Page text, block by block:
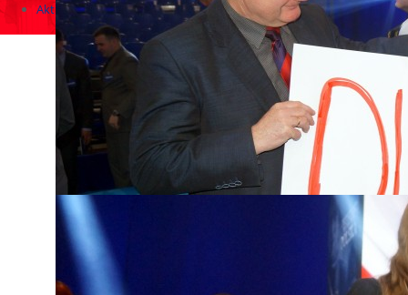
Aktualności
Zapowiedzi wydarzeń
KONKURSY 2020 - 2026
KOLONIE 2021 - 2026
Imprezy kulturalne - zaproszenia 2017
Różne
Konkursy 2017/2018
KONKURSY 2016/2017
KONKURSY 2015/2016
Konkursy 2014/2015
Wizyty w Parlamencie i Ministerstwach
Spotkania i debaty, PROTESTY, MARSZE
Debaty i spotkania 2017
Konkursy 2014
Różne
Praca w kampanii